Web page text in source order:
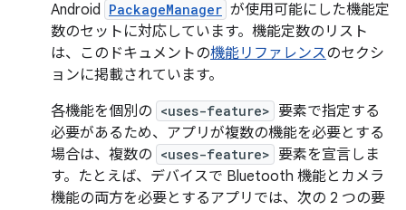
Android PackageManager が使用可能にした機能定
数のセットに対応しています。機能定数のリスト
は、このドキュメントの機能リファレンスのセクシ
ョンに掲載されています。
各機能を個別の <uses-feature> 要素で指定する
必要があるため、アプリが複数の機能を必要とする
場合は、複数の <uses-feature> 要素を宣言しま
す。たとえば、デバイスで Bluetooth 機能とカメラ
機能の両方を必要とするアプリでは、次の 2 つの要